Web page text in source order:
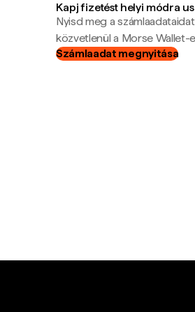
Kapj fizetést helyi módra
Nyisd meg a
közvetlenül a Morse Wallet-
Számlaadat megnyitása